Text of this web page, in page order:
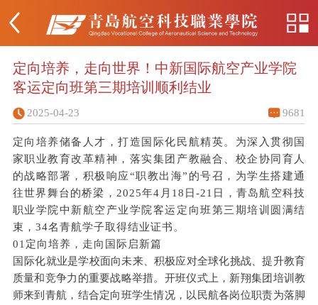
定向培养，走向世界！中新国际航空产业学院
客运定向班第三期培训顺利结业
2025-04-23 9681
定向培养储备人才，打造国际化民航精英。为深入贯彻国
家职业教育改革精神，落实集团产教融合、校企协同育人
的战略部署，积极响应“职教出海”的号召，为学生搭建通
往世界舞台的桥梁，2025年4月18日-21日，青岛航空科技
职业学院中新航空产业学院客运 定向班第三期培训圆满结
束，34名青航学子取得结业证书。
01定向培养，走向国际启新篇
国 际化就业是学校面向未来、积极应对全球化挑战、提升教育
质量和竞争力的重要战略举措。开班仪式上，新翔集团培训教
师来到青航，结合定向班学生情况，以民航各岗位职责为落脚